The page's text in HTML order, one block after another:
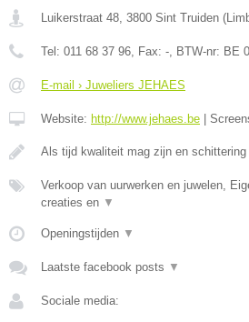
Luikerstraat 48 3800 Sint Truiden (
Tel: 011 68 37 96 , Fax: - , BTW-nr: BE
E-mail › Juweliers JEHAES
Website: http://www.jehaes.be |
Als tijd kwaliteit mag zijn en schittering
Verkoop van uurwerken en juwelen,
creaties en ▼
Openingstijden ▼
Laatste facebook posts ▼
Sociale media: